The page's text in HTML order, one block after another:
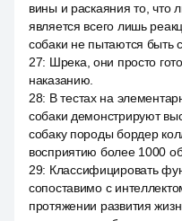
вины и раскаяния то, что
является всего лишь
собаки не пытаются быть
27: Шрека, они просто
наказанию.
28: В тестах на
собаки демонстрируют
собаку породы бордер
восприятию более 1000
29: Классифицировать
сопоставимо с
протяжении развития